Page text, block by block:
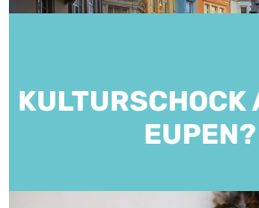
KULTURSCHOCK
EUPEN?